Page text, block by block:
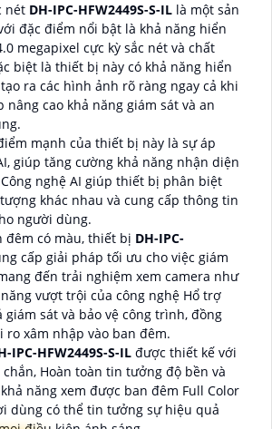
nét DH-IPC-HFW2449S-S-IL là một sản
đặc điểm nổi bật là khả năng hiển
megapixel cực kỳ sắc nét và chất
biệt là thiết bị này có khả năng hiển
ra các hình ảnh rõ ràng ngay cả khi
nâng cao khả năng giám sát và an
mạnh của thiết bị này là sự áp
giúp tăng cường khả năng nhận diện
nghệ AI giúp thiết bị phân biệt
khác nhau và cung cấp thông tin
người dùng.
đêm có màu, thiết bị DH-IPC-
cấp giải pháp tối ưu cho việc giám
đến trải nghiệm xem camera như
vượt trội của công nghệ Hổ trợ
giám sát và bảo vệ công trình, đồng
xâm nhập vào ban đêm.
IPC-HFW2449S-S-IL được thiết kế với
Hoàn toàn tin tưởng độ bền và
năng xem được ban đêm Full Color
dùng có thể tin tưởng sự hiệu quả